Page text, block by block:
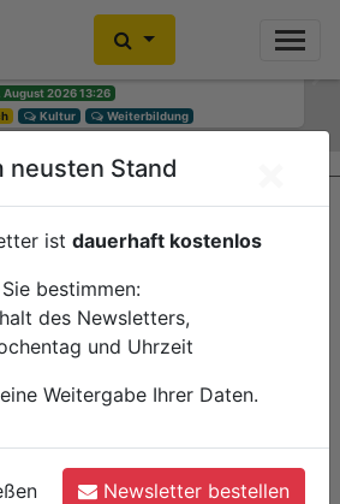
um Villa Buth:
oder Abriss?
August 2026 13:26
Kultur Weiterbildung
im Kleiderschrank
August 2026 10:30
Polizei
neusten Stand
ist dauerhaft kostenlos
Sie bestimmen:
des Newsletters,
und Uhrzeit
Weitergabe Ihrer Daten.
Newsletter bestellen